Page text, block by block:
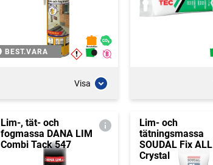
BEST.VARA
Visa
Lim-, tät- och
fogmassa DANA LIM
Combi Tack 547
Lim- och
tätningsmassa
SOUDAL Fix ALL
Crystal